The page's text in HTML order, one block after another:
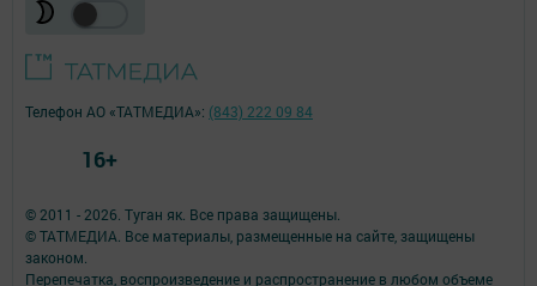
© 2011 - 2026. Туган як. Все права защищены.
© ТАТМЕДИА. Все материалы, размещенные на сайте, защищены
законом.
Перепечатка, воспроизведение и распространение в любом объеме
Телефон АО «ТАТМЕДИА»: (843) 222 09 84
16+